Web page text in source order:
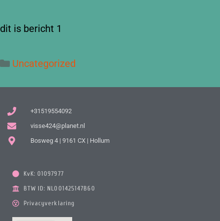
dit is bericht 1
Uncategorized
+31519554092
visse424@planet.nl
Bosweg 4 | 9161 CX | Hollum
KvK: 01097977
BTW ID: NL001425147B60
Privacyverklaring